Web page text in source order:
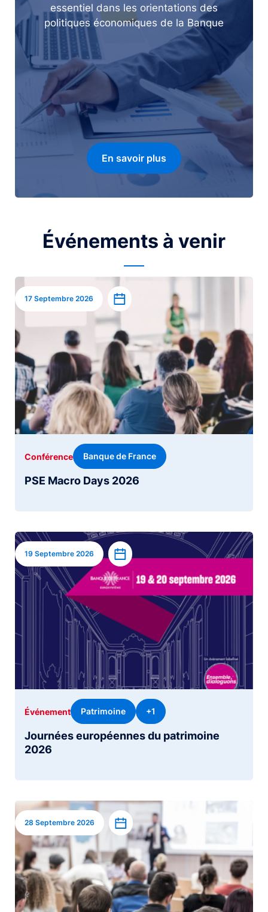
essentiel dans les orientations des
politiques économiques de la Banque
En savoir plus
Événements à venir
Image
17 Septembre 2026 Ajouter à l’agenda
PSE Macro Days 2026
Conférence Banque de France
Image
19 Septembre 2026 Ajouter à l’agenda
Journées européennes du patrimoine
2026
Événement Patrimoine +1
Image
28 Septembre 2026 Ajouter à l’agenda